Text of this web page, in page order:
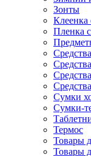
Зонты
Клеенка
Пленка
Сумки
Сумки-
Термос
Товары
Товары